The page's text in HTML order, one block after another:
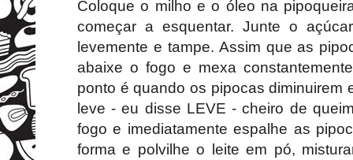
Coloque o milho e o óleo na
começar a esquentar. Junte o
levemente e tampe. Assim que as
abaixe o fogo e mexa
ponto é quando os pipocas diminuirem
leve - eu disse LEVE - cheiro de
fogo e imediatamente espalhe as
forma e polvilhe o leite em pó,